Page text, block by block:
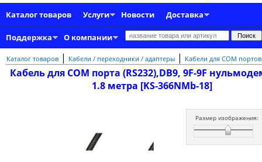
Каталог товаров Услуги Новости Доставка
Поддержка О компании
Каталог товаров | Кабели / переходники / адаптеры | Кабели для COM портов
Кабель для COM порта (RS232),DB9, 9F-9F
1.8 метра [KS-366NMb-18]
Размер изображения: